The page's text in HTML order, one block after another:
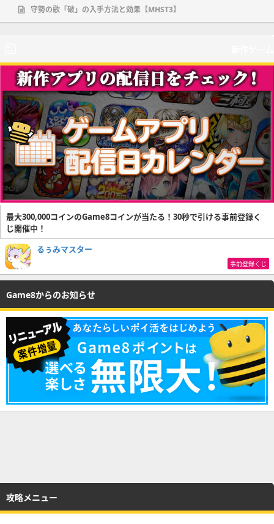
守勢の歌「破」の入手方法と効果【MHST3】
最大300,000コインのGame8コインが当たる！30秒で引ける事前登録く
じ開催中！
るぅみマスター
事前登録くじ
Game8からのお知らせ
攻略メニュー